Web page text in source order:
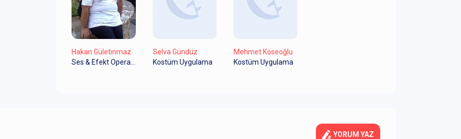
Hakan Gületınmaz
Selva Gündüz
Kostüm Uygulama
Mehmet Köseoğlu
Kostüm Uygulama
YORUM YAZ